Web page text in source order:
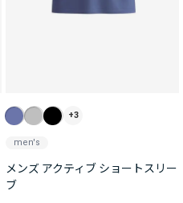
+3
men's
メンズ アクティブ ショートスリー
ブ